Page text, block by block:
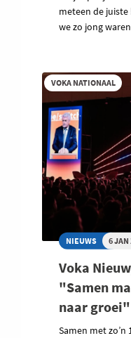
meteen de
we zo jong
VOKA NATIONAAL
NIEUWS 6 JAN
Voka
"Samen
naar groei"
Samen met zo’n